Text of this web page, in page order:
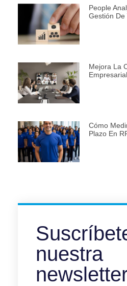
People
Gestión De
Mejora La
Cómo
Plazo En
nuestra